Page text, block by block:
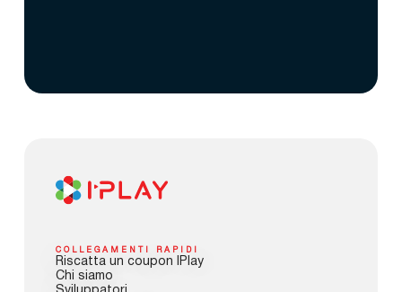
COLLEGAMENTI RAPIDI
Riscatta un coupon IPlay
Chi siamo